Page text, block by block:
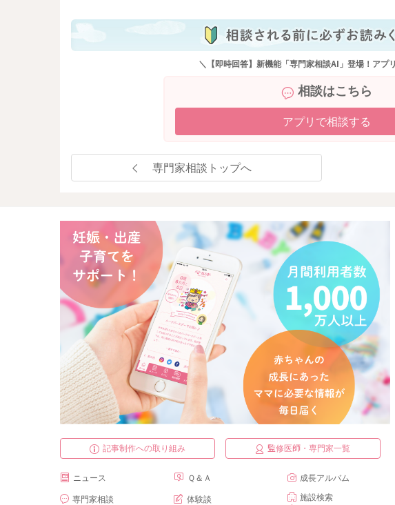
＼【即時回答】新機能「専門家相談AI」登場！アプ
相談はこちら
アプリで相談する
専門家相談トップへ
記事制作への取り組み 監修医師・専門家一覧
ニュース
専門家相談
Ｑ＆Ａ
体験談
成長アルバム
施設検索